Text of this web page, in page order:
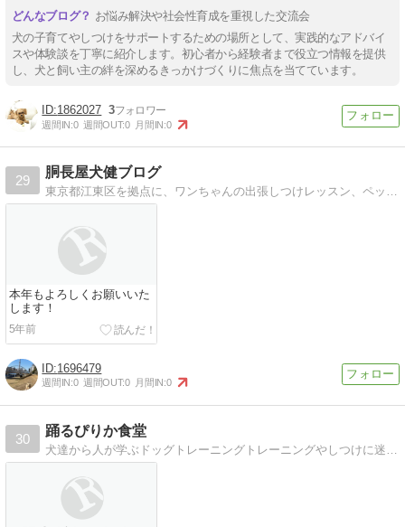
お悩み解決や社会性育成を重視した交流会
犬の子育てやしつけをサポートするための場所として、実践的なアドバイ
スや体験談を丁寧に紹介します。初心者から経験者まで役立つ情報を提供
し、犬と飼い主の絆を深めるきっかけづくりに焦点を当てています。
1862027 3
週間IN:0 週間OUT:0 月間IN:0
29
胴長屋犬健ブログ
本年もよろしくお願いいた
します！
5年前
1696479
週間IN:0 週間OUT:0 月間IN:0
30
踊るぴりか食堂